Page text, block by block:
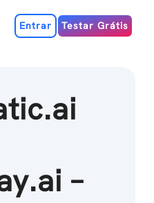
Entrar Testar Grátis
–